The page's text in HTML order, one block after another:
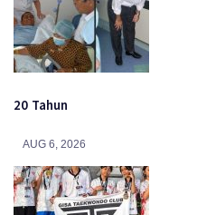
20 Tahun
AUG 6, 2026